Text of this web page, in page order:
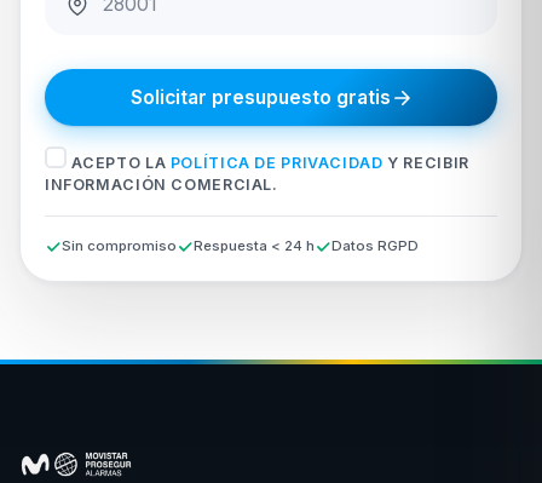
Solicitar presupuesto gratis
ACEPTO LA POLÍTICA DE PRIVACIDAD Y RECIBIR
INFORMACIÓN COMERCIAL.
Sin compromiso Respuesta < 24 h Datos RGPD